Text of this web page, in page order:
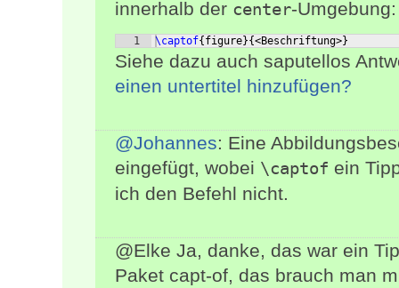
innerhalb der center-Umgebung:
1 \captof{figure}{<Beschriftung>}
Siehe dazu auch saputellos
einen untertitel hinzufügen?
@Johannes: Eine
eingefügt, wobei \captof ein
ich den Befehl nicht.
@Elke Ja, danke, das war ein
Paket capt-of, das brauch man